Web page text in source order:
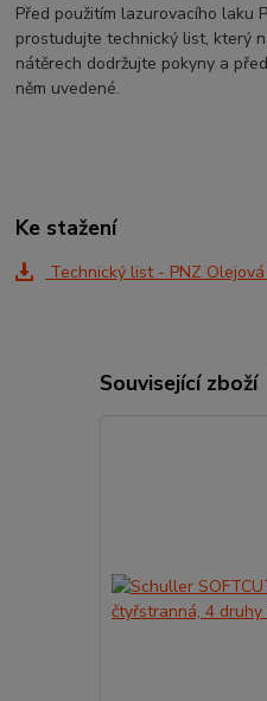
Před použitím lazurovacího laku
prostudujte technický list, který
nátěrech dodržujte pokyny a
něm uvedené.
Ke stažení
Technický list - PNZ
Související zboží